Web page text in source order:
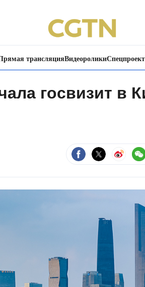
трансляцияВидеоролики
госвизит в